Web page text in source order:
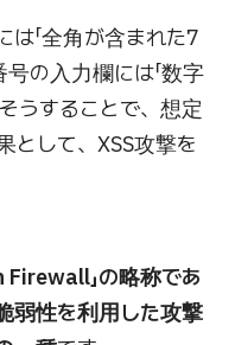
「全角が含まれた7
の入力欄には「数字
うすることで、想定
として、XSS攻撃を
」の略称であ
弱性を利用した攻撃